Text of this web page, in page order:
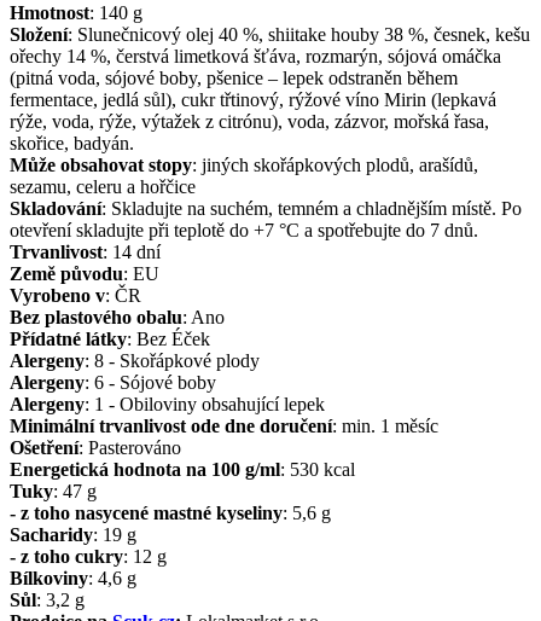
Hmotnost: 140 g
Složení: Slunečnicový olej 40 %, shiitake houby 38 %, česnek, kešu
ořechy 14 %, čerstvá limetková šťáva, rozmarýn, sójová omáčka
(pitná voda, sójové boby, pšenice – lepek odstraněn během
fermentace, jedlá sůl), cukr třtinový, rýžové víno Mirin (lepkavá
rýže, voda, rýže, výtažek z citrónu), voda, zázvor, mořská řasa,
skořice, badyán.
Může obsahovat stopy: jiných skořápkových plodů, arašídů,
sezamu, celeru a hořčice
Skladování: Skladujte na suchém, temném a chladnějším místě. Po
otevření skladujte při teplotě do +7 °C a spotřebujte do 7 dnů.
Trvanlivost: 14 dní
Země původu: EU
Vyrobeno v: ČR
Bez plastového obalu: Ano
Přídatné látky: Bez Éček
Alergeny: 8 - Skořápkové plody
Alergeny: 6 - Sójové boby
Alergeny: 1 - Obiloviny obsahující lepek
Minimální trvanlivost ode dne doručení: min. 1 měsíc
Ošetření: Pasterováno
Energetická hodnota na 100 g/ml: 530 kcal
Tuky: 47 g
- z toho nasycené mastné kyseliny: 5,6 g
Sacharidy: 19 g
- z toho cukry: 12 g
Bílkoviny: 4,6 g
Sůl: 3,2 g